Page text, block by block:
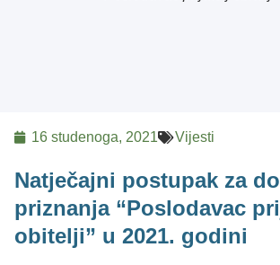
16 studenoga, 2021 Vijesti
Natječajni postupak za
priznanja “Poslodavac
obitelji” u 2021. godini